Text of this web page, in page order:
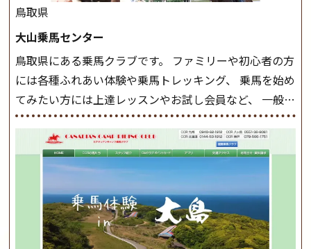
したら、 次は部班にて駈歩を含めた誘導練習を行いま
しょう。 ステップクラス ホップクラスまでに練習した
まとめをします。 三種歩法をマスターし、ワンランク上
の扶助操作や誘導方法を身につけましょう。 注意事項
◆馬場使用状況により、使用する馬場はこちらで決定い
たしますのでご了承ください ◆基本は雨天決行です
が、落雷・強風等のより、安全上急遽中止させていただ
く場合がございます。 ◆三木ホースランドパークの協議
会や講習会等により、一部レッスンが中止になる場合が
ございます。 その際、ご予約いただいている皆様には事
前にご連絡いたします。MIKIホーストレックのツアー
はこちら
鳥取県
大山乗馬センター
鳥取県にある乗馬クラブです。 ファミリーや初心者の方
には各種ふれあい体験や乗馬トレッキング、 乗馬を始め
てみたい方には上達レッスンやお試し会員など、 一般の
方に幅広くお楽しみいただける施設を目指しています。
また、お手軽（低価格）に会員になったり自分の馬を持
つことのできる乗馬クラブでもあり、 健康や趣味、スポ
ーツ競技として、老若男女様々な方が、日々乗馬をお楽
しみいただいています。 なお、ゴールデンウィークと夏
休み期間中は無休で営業していますので、ぜひご家族で
お越しください！大山乗馬センターの紹介記事はこち